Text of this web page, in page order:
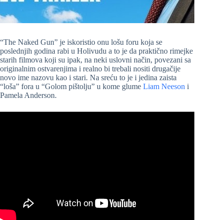
“The Naked Gun” je iskoristio onu lošu foru koja se
poslednjih godina rabi u Holivudu a to je da praktično rimejke
starih filmova koji su ipak, na neki uslovni način, povezani sa
originalnim ostvarenjima i realno bi trebali nositi drugačije
novo ime nazovu kao i stari. Na sreću to je i jedina zaista
“loša” fora u “Golom pištolju” u kome glume Liam Neeson i
Pamela Anderson.